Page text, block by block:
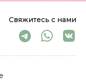
Свяжитесь с нами